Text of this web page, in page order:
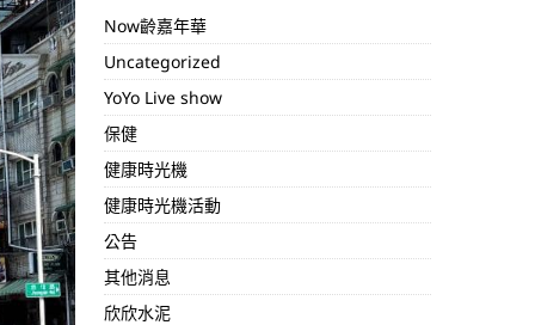
Now齡嘉年華
Uncategorized
YoYo Live show
保健
健康時光機
健康時光機活動
公告
其他消息
欣欣水泥